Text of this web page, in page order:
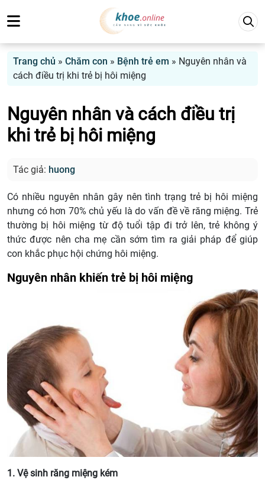
Trang chủ » Chăm con » Bệnh trẻ em » Nguyên nhân và
cách điều trị khi trẻ bị hôi miệng
Nguyên nhân và cách điều trị
khi trẻ bị hôi miệng
Tác giả: huong
Có nhiều nguyên nhân gây nên tình trạng trẻ bị hôi miệng
nhưng có hơn 70% chủ yếu là do vấn đề về răng miệng. Trẻ
thường bị hôi miệng từ độ tuổi tập đi trở lên, trẻ không ý
thức được nên cha mẹ cần sớm tìm ra giải pháp để giúp
con khắc phục hội chứng hôi miệng.
Nguyên nhân khiến trẻ bị hôi miệng
1. Vệ sinh răng miệng kém